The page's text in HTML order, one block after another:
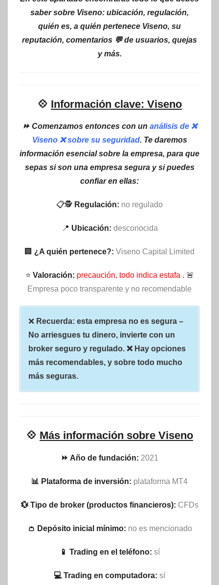
saber sobre Viseno: ubicación, regulación,
quién es, a quién pertenece Viseno, su
reputación, comentarios 💬 de usuarios, quejas
y más.
💠 Información clave: Viseno
⏩ Comenzamos entonces con un análisis de ❌
Viseno ❌ sobre su seguridad. Te daremos
información esencial sobre la empresa, para que
sepas si son una empresa segura y si puedes
confiar en ellas:
📋🕵 Regulación: no regulado
📍 Ubicación: desconocida
🏢 ¿A quién pertenece?: Viseno Capital Limited
⭐ Valoración: precaución, todo indica estafa . 🚨
Empresa poco transparente y no recomendable
❌ Recuerda: esta empresa no es segura –
No arriesgues tu dinero, invierte con un
broker seguro y regulado. ❌ Hay opciones
más recomendables, y sobre todo mucho
más seguras.
💠 Más información sobre Viseno
⏩ Año de fundación: 2021
📊 Plataforma de inversión: plataforma MT4
💱 Tipo de broker (productos financieros): CFDs
👛 Depósito inicial mínimo: no es mencionado
📱 Trading en el teléfono: sí
💻 Trading en computadora: sí